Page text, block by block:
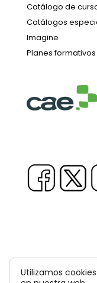
Catálogo de
Catálogos
Imagine
Planes formativos
Utilizamos